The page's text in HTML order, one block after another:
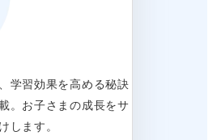
学習効果を高める秘訣
。お子さまの成長をサ
します。